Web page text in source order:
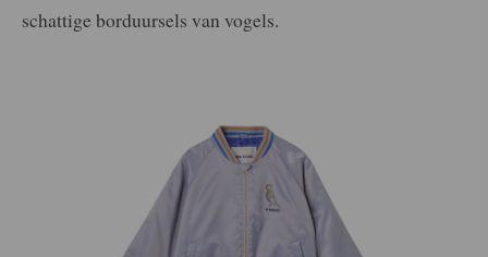
schattige borduursels van vogels.